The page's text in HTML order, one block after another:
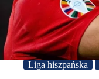
Liga hiszpańska